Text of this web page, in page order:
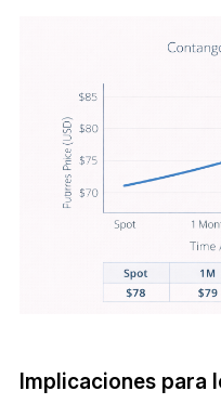
Implicaciones para